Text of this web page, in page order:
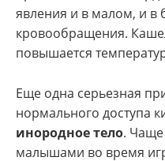
явления и в малом, и в
кровообращения.
повышается
Еще одна серьезная
нормального доступа
инородное тело. Чаще
малышами во время